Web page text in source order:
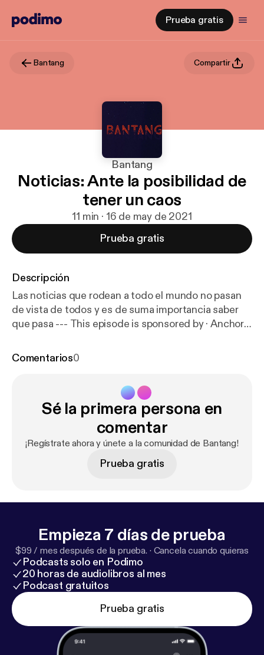
Prueba gratis
Bantang Compartir
Bantang
Noticias: Ante la posibilidad de
tener un caos
11 min · 16 de may de 2021
Prueba gratis
Descripción
Las noticias que rodean a todo el mundo no pasan
de vista de todos y es de suma importancia saber
que pasa --- This episode is sponsored by · Anchor:
m/app
https://anchor.fm/app
Comentarios0
Sé la primera persona en
comentar
¡Regístrate ahora y únete a la comunidad de Bantang!
Prueba gratis
Empieza 7 días de prueba
$99 / mes después de la prueba. · Cancela cuando quieras
Podcasts solo en Podimo
20 horas de audiolibros al mes
Podcast gratuitos
Prueba gratis